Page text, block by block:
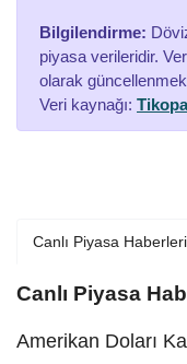
Bilgilendirme:
piyasa verileridir.
olarak
Veri kaynağı:
Canlı Piyasa Haberleri
Canlı Piyasa
Amerikan Doları